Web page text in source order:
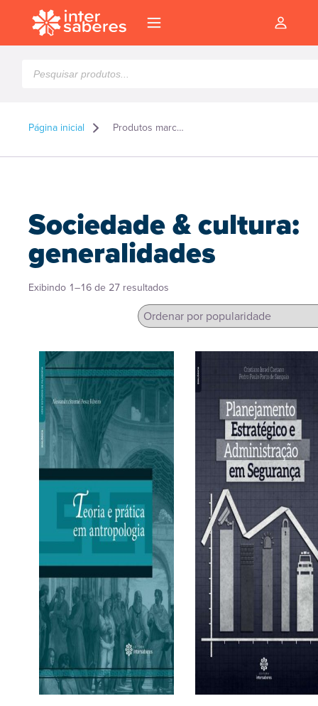
produtos
Página inicial Produtos marcados como “Sociedade & cultura: generalidades”
Sociedade & cultura:
generalidades
Exibindo 1–16 de 27 resultados
popularidade